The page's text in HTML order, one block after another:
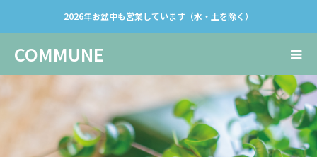
2026年お盆中も営業しています（水・土を除く）
COMMUNE